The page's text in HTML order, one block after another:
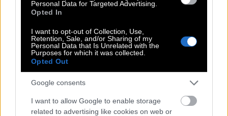
Personal Data for Targeted Advertising.
Opted In
I want to opt-out of Collection, Use,
Retention, Sale, and/or Sharing of my
Personal Data that Is Unrelated with the
Purposes for which it was collected.
Opted Out
Google consents
I want to allow Google to enable storage
related to advertising like cookies on web or
σκάφος».
σχολιάζουν ότι η ηθοποιός κατάφερε να
αποτυπώσει σε λίγους στίχους όλη την ουσία του
ελληνικού καλοκαιριού. Γιατί τελικά, το ελληνικό
καλοκαίρι δεν είναι μόνο τα τοπία. Είναι οι
γεύσεις, οι στιγμές, η ανεμελιά και η χαρά του να
είσαι εκεί.